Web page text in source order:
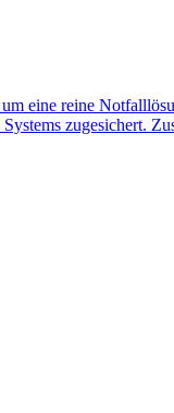
eine reine
zugesichert.